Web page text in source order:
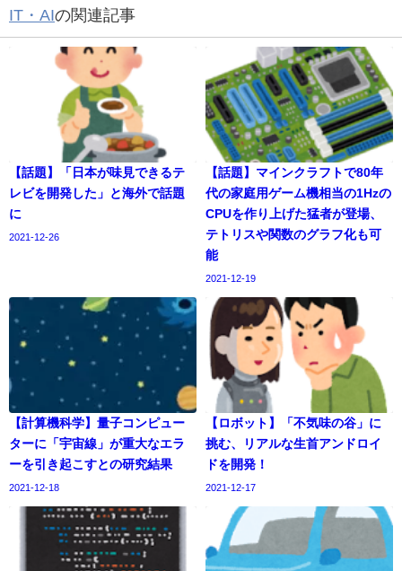
IT・AIの関連記事
【話題】「日本が味見できるテ
レビを開発した」と海外で話題
に
2021-12-26
【話題】マインクラフトで80年
代の家庭用ゲーム機相当の1Hzの
CPUを作り上げた猛者が登場、
テトリスや関数のグラフ化も可
能
2021-12-19
【計算機科学】量子コンピュー
ターに「宇宙線」が重大なエラ
ーを引き起こすとの研究結果
2021-12-18
【ロボット】「不気味の谷」に
挑む、リアルな生首アンドロイ
ドを開発！
2021-12-17